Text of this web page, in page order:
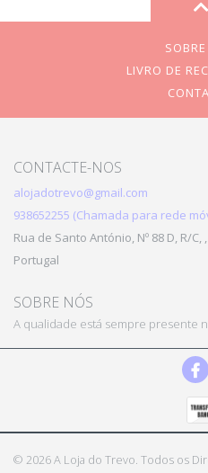
LIVRO DE
CONTACTE-NOS
alojadotrevo@gmail.com
938652255 (Chamada para rede
Rua de Santo António, Nº 88 D, R/
Portugal
SOBRE NÓS
A qualidade está sempre presente
© 2026 A Loja do Trevo. Todos os